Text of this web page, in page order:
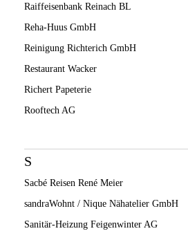
Raiffeisenbank Reinach BL
Reha-Huus GmbH
Reinigung Richterich GmbH
Restaurant Wacker
Richert Papeterie
Rooftech AG
S
Sacbé Reisen René Meier
sandraWohnt / Nique Nähatelier GmbH
Sanitär-Heizung Feigenwinter AG